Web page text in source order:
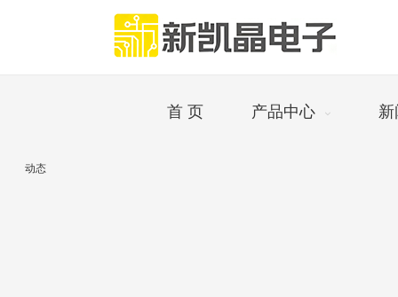
首 页 产品中心
动态